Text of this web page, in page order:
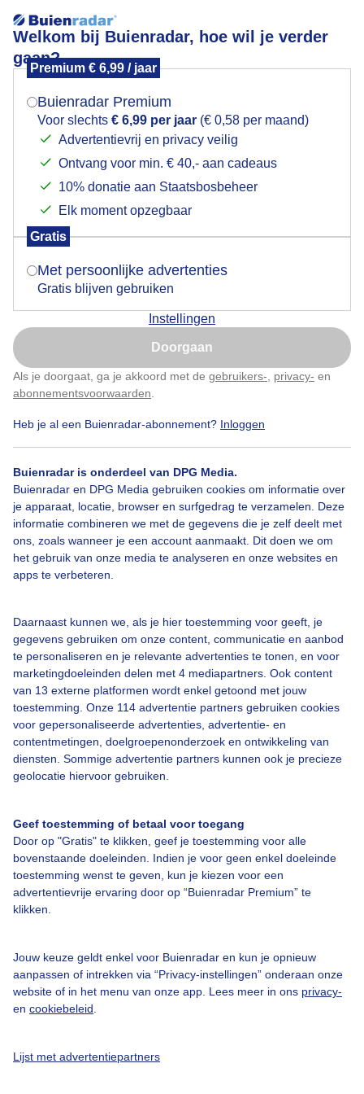
Welkom bij Buienradar, hoe wil je verder
gaan?
Premium € 6,99 / jaar
Buienradar Premium
Voor slechts € 6,99 per jaar (€ 0,58 per maand)
Advertentievrij en privacy veilig
Ontvang voor min. € 40,- aan cadeaus
10% donatie aan Staatsbosbeheer
Elk moment opzegbaar
Gratis
Met persoonlijke advertenties
Gratis blijven gebruiken
Instellingen
Doorgaan
Als je doorgaat, ga je akkoord met de gebruikers- privacy- en
abonnementsvoorwaarden
Heb je al een Buienradar-abonnement? Inloggen
Buienradar is onderdeel van DPG Media.
Buienradar en DPG Media gebruiken cookies om informatie over
je apparaat, locatie, browser en surfgedrag te verzamelen. Deze
informatie combineren we met de gegevens die je zelf deelt met
ons, zoals wanneer je een account aanmaakt. Dit doen we om
het gebruik van onze media te analyseren en onze websites en
apps te verbeteren.
Daarnaast kunnen we, als je hier toestemming voor geeft, je
gegevens gebruiken om onze content, communicatie en aanbod
te personaliseren en je relevante advertenties te tonen, en voor
marketingdoeleinden delen met 4 mediapartners. Ook content
van 13 externe platformen wordt enkel getoond met jouw
toestemming. Onze 114 advertentie partners gebruiken cookies
voor gepersonaliseerde advertenties, advertentie- en
contentmetingen, doelgroepenonderzoek en ontwikkeling van
diensten. Sommige advertentie partners kunnen ook je precieze
geolocatie hiervoor gebruiken.
Geef toestemming of betaal voor toegang
Door op "Gratis" te klikken, geef je toestemming voor alle
bovenstaande doeleinden. Indien je voor geen enkel doeleinde
toestemming wenst te geven, kun je kiezen voor een
advertentievrije ervaring door op “Buienradar Premium” te
klikken.
Jouw keuze geldt enkel voor Buienradar en kun je opnieuw
aanpassen of intrekken via “Privacy-instellingen” onderaan onze
website of in het menu van onze app. Lees meer in ons privacy-
en cookiebeleid
Lijst met advertentiepartners
Leerdam 14-6-2026.
Door: Fas Vermeulen Gemaakt: 14-06-2026, 13x bekeken
Een moment geduld aub...
Over Buienradar
Bedrijfsgegevens
Veelgestelde vragen
Contact
Gebruikersvoorwaarden
Adverteren
Buienradar Team
Privacy beleid
Privacy instellingen
Gratis weerdata
Buienradar
Mogen we je locatie gebruiken voor het
Indien je hier nog geen akkoord op hebt gegeven,
verschijnt er zo een pop-up uit je browser waarin
Is goed, toon de popup
Nu niet, misschien later
Klik hierom dit aan te passen